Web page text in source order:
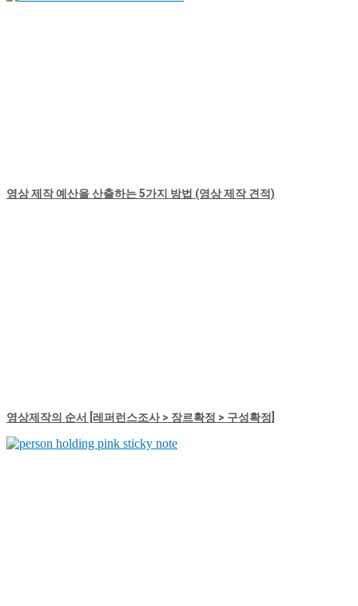
영상 제작 예산을 산출하는 5가지 방법 (영상 제작 견적)
영상제작의 순서 [레퍼런스조사 > 장르확정 > 구성확정]